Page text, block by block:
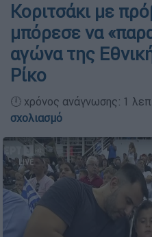
Κοριτσάκι με
μπόρεσε να
αγώνα της
Ρίκο
🕛 χρόνος ανάγνωσης: 1
σχολιασμό